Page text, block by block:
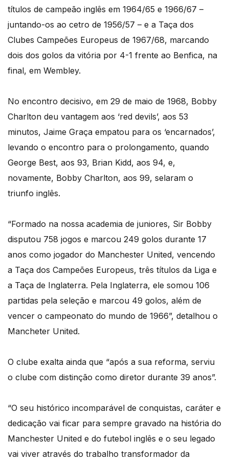
títulos de campeão inglês em 1964/65 e 1966/67 –
juntando-os ao cetro de 1956/57 – e a Taça dos
Clubes Campeões Europeus de 1967/68, marcando
dois dos golos da vitória por 4-1 frente ao Benfica, na
final, em Wembley.
No encontro decisivo, em 29 de maio de 1968, Bobby
Charlton deu vantagem aos ‘red devils’, aos 53
minutos, Jaime Graça empatou para os ‘encarnados’,
levando o encontro para o prolongamento, quando
George Best, aos 93, Brian Kidd, aos 94, e,
novamente, Bobby Charlton, aos 99, selaram o
triunfo inglês.
“Formado na nossa academia de juniores, Sir Bobby
disputou 758 jogos e marcou 249 golos durante 17
anos como jogador do Manchester United, vencendo
a Taça dos Campeões Europeus, três títulos da Liga e
a Taça de Inglaterra. Pela Inglaterra, ele somou 106
partidas pela seleção e marcou 49 golos, além de
vencer o campeonato do mundo de 1966”, detalhou o
Mancheter United.
O clube exalta ainda que “após a sua reforma, serviu
o clube com distinção como diretor durante 39 anos”.
“O seu histórico incomparável de conquistas, caráter e
dedicação vai ficar para sempre gravado na história do
Manchester United e do futebol inglês e o seu legado
vai viver através do trabalho transformador da